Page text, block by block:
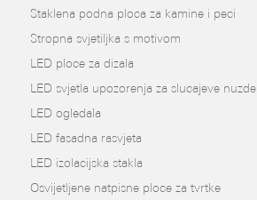
Staklena podna ploca za kamine i peci
Stropna svjetiljka s motivom
LED ploce za dizala
LED svjetla upozorenja za slucajeve nuzde
LED ogledala
LED fasadna rasvjeta
LED izolacijska stakla
Osvijetljene natpisne ploce za tvrtke